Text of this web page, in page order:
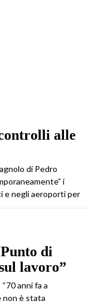
alle
di Pedro
i
e negli aeroporti per
di
lavoro”
anni fa a
non è stata